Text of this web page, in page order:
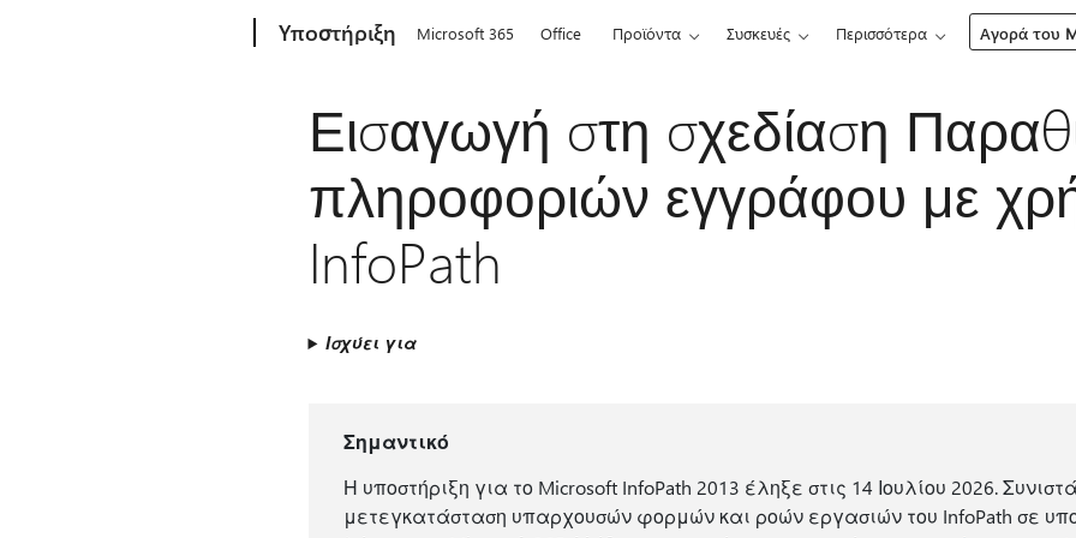
Υποστήριξη Microsoft 365 Office Προϊόντα Συσκευές Περισσότερα Αγορά του
Εισαγωγή στη σχεδίαση
πληροφοριών εγγράφου με
InfoPath
Ισχύει για
Σημαντικό
Η υποστήριξη για το Microsoft InfoPath 2013 έληξε στις 14 Ιουλίου 2026.
μετεγκατάσταση υπαρχουσών φορμών και ροών εργασιών του InfoPath σε